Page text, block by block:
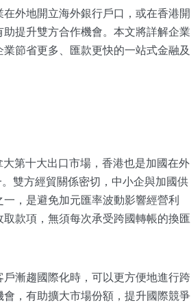
外地開立海外銀行戶口，或在香港開
提升雙方合作機會。本文將詳解企業
節省更多、匯款更快的一站式金融及
大第十大出口市場，香港也是加國在外
雙方經貿關係密切，中小企與加國供
，是避免加元匯率波動影響經營利
款項，無須每次承受跨國轉帳的換匯
漸趨國際化時，可以更方便地進行跨
，有助擴大市場份額，提升國際競爭